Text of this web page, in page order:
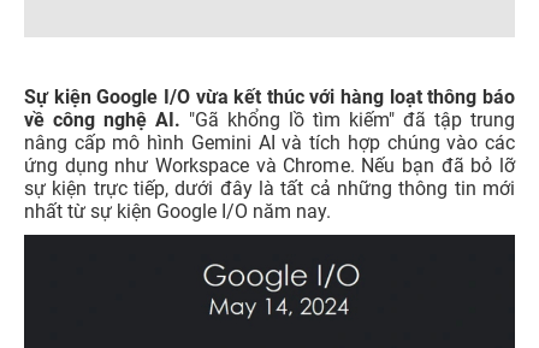
Sự kiện Google I/O vừa kết thúc với hàng loạt thông báo
về công nghệ AI. "Gã khổng lồ tìm kiếm" đã tập trung
nâng cấp mô hình Gemini AI và tích hợp chúng vào các
ứng dụng như Workspace và Chrome. Nếu bạn đã bỏ lỡ
sự kiện trực tiếp, dưới đây là tất cả những thông tin mới
nhất từ sự kiện Google I/O năm nay.